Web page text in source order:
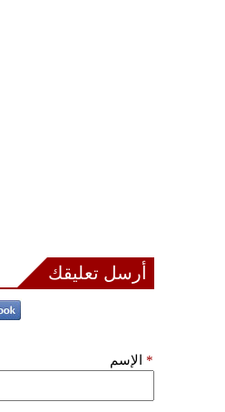
أرسل تعليقك
الإسم *